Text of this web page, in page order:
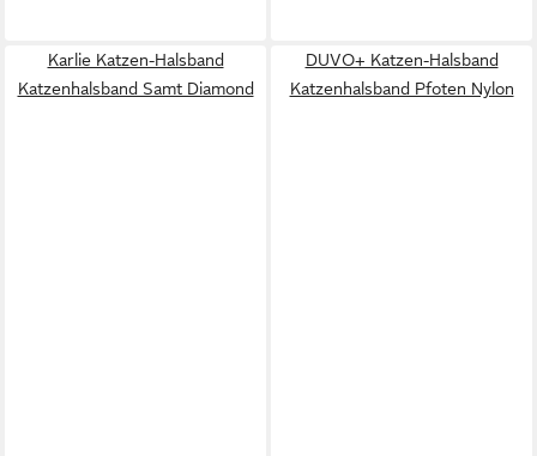
Karlie Katzen-Halsband
Katzenhalsband Samt Diamond
DUVO+ Katzen-Halsband
Katzenhalsband Pfoten Nylon